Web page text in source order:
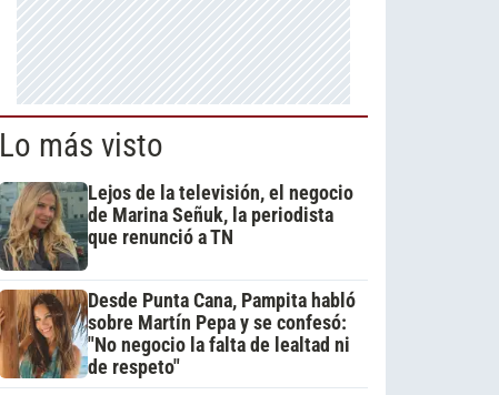
Lo más visto
Lejos de la televisión, el negocio
de Marina Señuk, la periodista
que renunció a TN
Desde Punta Cana, Pampita habló
sobre Martín Pepa y se confesó:
"No negocio la falta de lealtad ni
de respeto"